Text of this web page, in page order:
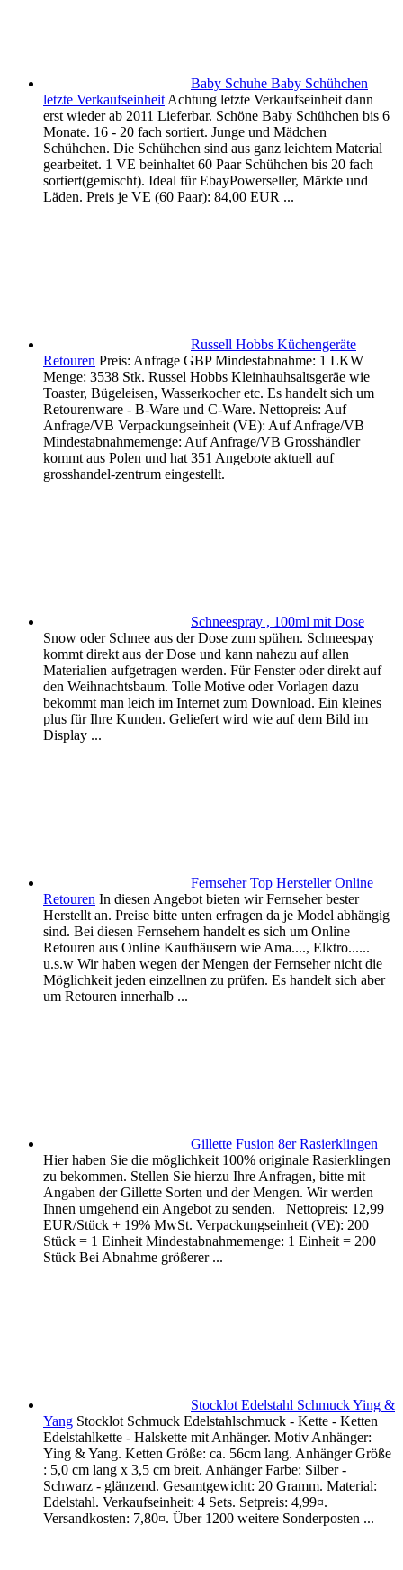
Baby Schuhe Baby Schühchen
letzte VerkaufseinheitAchtung letzte Verkaufseinheit dann
erst wieder ab 2011 Lieferbar. Schöne Baby Schühchen bis 6
Monate. 16 - 20 fach sortiert. Junge und Mädchen
Schühchen. Die Schühchen sind aus ganz leichtem Material
gearbeitet. 1 VE beinhaltet 60 Paar Schühchen bis 20 fach
sortiert(gemischt). Ideal für EbayPowerseller, Märkte und
Läden. Preis je VE (60 Paar): 84,00 EUR ...
Russell Hobbs Küchengeräte
Retouren Preis: Anfrage GBP Mindestabnahme: 1 LKW
Menge: 3538 Stk. Russel Hobbs Kleinhauhsaltsgeräe wie
Toaster, Bügeleisen, Wasserkocher etc. Es handelt sich um
Retourenware - B-Ware und C-Ware. Nettopreis: Auf
Anfrage/VB Verpackungseinheit (VE): Auf Anfrage/VB
Mindestabnahmemenge: Auf Anfrage/VB Grosshändler
kommt aus Polen und hat 351 Angebote aktuell auf
grosshandel-zentrum eingestellt.
Schneespray , 100ml mit Dose
Snow oder Schnee aus der Dose zum spühen. Schneespay
kommt direkt aus der Dose und kann nahezu auf allen
Materialien aufgetragen werden. Für Fenster oder direkt auf
den Weihnachtsbaum. Tolle Motive oder Vorlagen dazu
bekommt man leich im Internet zum Download. Ein kleines
plus für Ihre Kunden. Geliefert wird wie auf dem Bild im
Display ...
Fernseher Top Hersteller Online
Retouren In diesen Angebot bieten wir Fernseher bester
Herstellt an. Preise bitte unten erfragen da je Model abhängig
sind. Bei diesen Fernsehern handelt es sich um Online
Retouren aus Online Kaufhäusern wie Ama...., Elktro......
u.s.w Wir haben wegen der Mengen der Fernseher nicht die
Möglichkeit jeden einzellnen zu prüfen. Es handelt sich aber
um Retouren innerhalb ...
Gillette Fusion 8er Rasierklingen
Hier haben Sie die möglichkeit 100% originale Rasierklingen
zu bekommen. Stellen Sie hierzu Ihre Anfragen, bitte mit
Angaben der Gillette Sorten und der Mengen. Wir werden
Ihnen umgehend ein Angebot zu senden. Nettopreis: 12,99
EUR/Stück + 19% MwSt. Verpackungseinheit (VE): 200
Stück = 1 Einheit Mindestabnahmemenge: 1 Einheit = 200
Stück Bei Abnahme größerer ...
Stocklot Edelstahl Schmuck Ying &
Yang Stocklot Schmuck Edelstahlschmuck - Kette - Ketten
Edelstahlkette - Halskette mit Anhänger. Motiv Anhänger:
Ying & Yang. Ketten Größe: ca. 56cm lang. Anhänger Größe
: 5,0 cm lang x 3,5 cm breit. Anhänger Farbe: Silber -
Schwarz - glänzend. Gesamtgewicht: 20 Gramm. Material:
Edelstahl. Verkaufseinheit: 4 Sets. Setpreis: 4,99¤.
Versandkosten: 7,80¤. Über 1200 weitere Sonderposten ...